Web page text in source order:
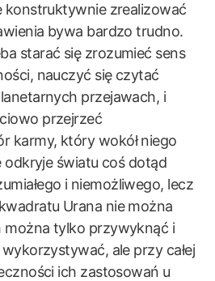
konstruktywnie zrealizować
bywa bardzo trudno.
starać się zrozumieć sens
nauczyć się czytać
przejawach, i
przejrzeć
karmy, który wokół niego
odkryje światu coś dotąd
i niemożliwego, lecz
Urana nie można
można tylko przywyknąć i
ale przy całej
ich zastosowań u